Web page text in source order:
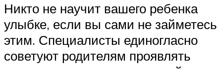
Никто не научит вашего ребенка
улыбке, если вы сами не займетесь
этим. Специалисты единогласно
советуют родителям проявлять